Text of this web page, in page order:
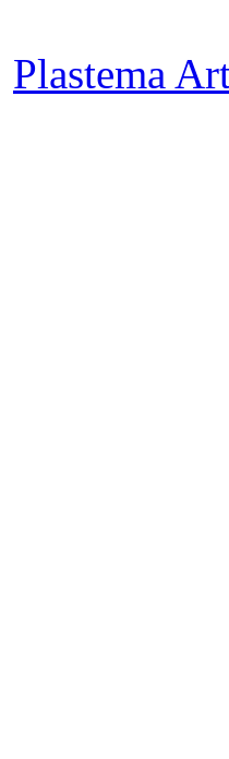
Plastema